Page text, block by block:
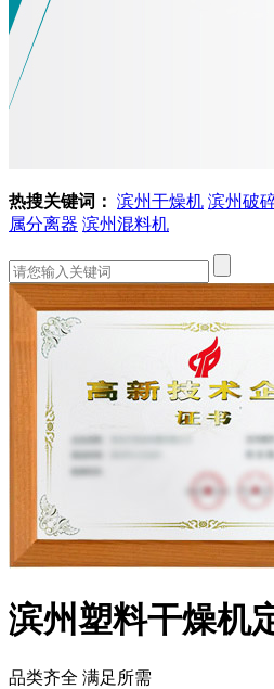
热搜关键词： 滨州干燥机 滨州破
属分离器 滨州混料机
滨州塑料干燥机
品类齐全 满足所需